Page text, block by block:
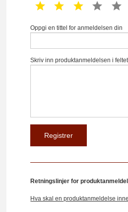
1 star 2 star 3 star 4 star
Oppgi en tittel for anmeldelsen din
Skriv inn produktanmeldelsen i
Retningslinjer for
Hva skal en produktanmeldelse